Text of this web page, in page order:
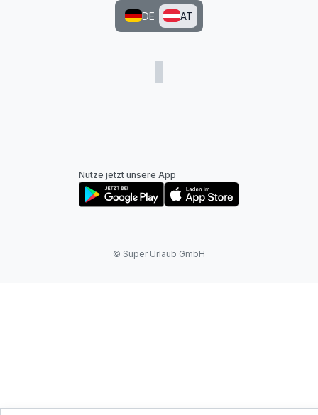
DE AT
Nutze jetzt unsere App
© Super Urlaub GmbH